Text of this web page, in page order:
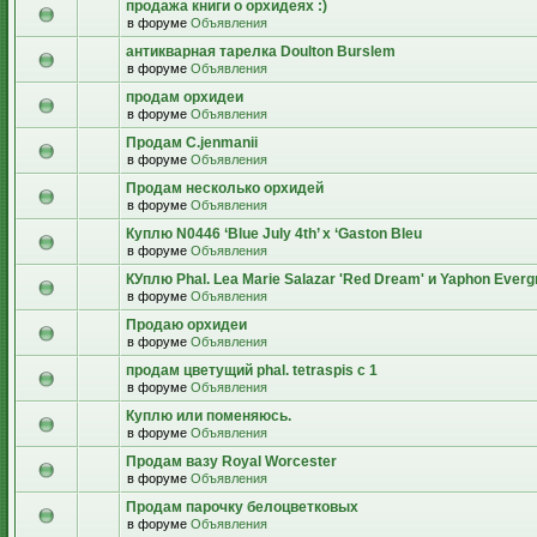
продажа книги о орхидеях :)
в форуме Объявления
антикварная тарелка Doulton Burslem
в форуме Объявления
продам орхидеи
в форуме Объявления
Продам C.jenmanii
в форуме Объявления
Продам несколько орхидей
в форуме Объявления
Куплю N0446 ‘Blue July 4th’ x ‘Gaston Bleu
в форуме Объявления
КУплю Phal. Lea Marie Salazar 'Red Dream' и Yaphon
в форуме Объявления
Продаю орхидеи
в форуме Объявления
продам цветущий рhal. tetraspis с 1
в форуме Объявления
Куплю или поменяюсь.
в форуме Объявления
Продам вазу Royal Worcester
в форуме Объявления
Продам парочку белоцветковых
в форуме Объявления